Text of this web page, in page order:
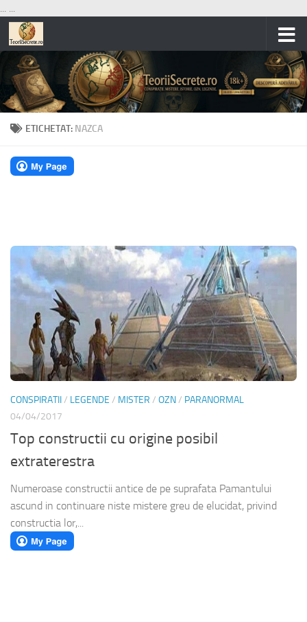
... ...
Skip to content
ETICHETAT: NAZCA
CONSPIRATII/ LEGENDE / MISTER / OZN/ PARANORMAL
04/04/2017
Top constructii cu origine posibil
extraterestra
Numeroase constructii antice de pe suprafata Pamantului
ascund in continuare niste mistere greu de elucidat, privind
constructia lor,...